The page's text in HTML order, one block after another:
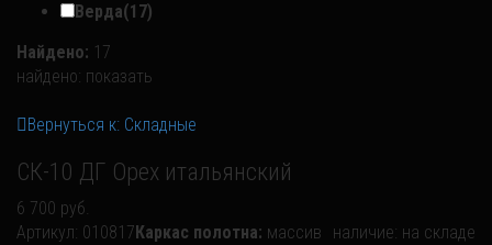
Верда(17)
Найдено: 17
найдено: показать
Вернуться к: Складные
СК-10 ДГ Орех итальянский
6 700 руб.
наличие: на складе
Артикул: 010817Каркас полотна: массив